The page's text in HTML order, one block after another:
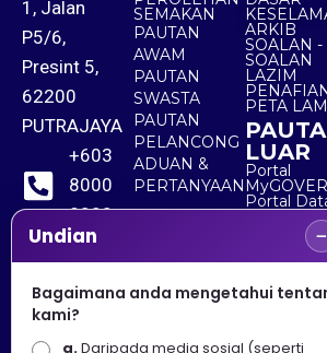
1, Jalan
P5/6,
Presint 5,
62200
PUTRAJAYA
+603
8000
8000
+603
8891
7100
SEMAKAN
PAUTAN
AWAM
PAUTAN
SWASTA
PAUTAN
PELANCONG
ADUAN &
PERTANYAAN
ARKIB
SOALAN -
SOALAN
LAZIM
PETA
LUAR
Portal
Portal
Terbuka
Sektor
Undian −
Bagaimana anda mengetahui
kami?
a.Daripada media sosial (seperti